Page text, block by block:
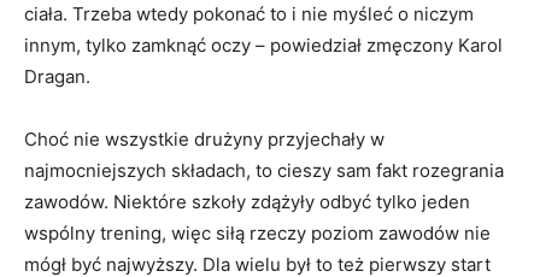
ciała. Trzeba wtedy pokonać to i nie myśleć o niczym
innym, tylko zamknąć oczy – powiedział zmęczony Karol
Dragan.
Choć nie wszystkie drużyny przyjechały w
najmocniejszych składach, to cieszy sam fakt rozegrania
zawodów. Niektóre szkoły zdążyły odbyć tylko jeden
wspólny trening, więc siłą rzeczy poziom zawodów nie
mógł być najwyższy. Dla wielu był to też pierwszy start